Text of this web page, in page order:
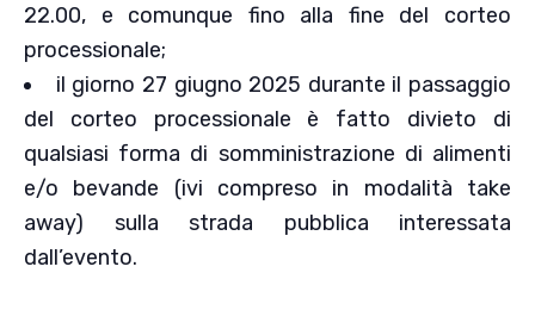
22.00, e comunque fino alla fine del corteo
processionale;
il giorno 27 giugno 2025 durante il passaggio
del corteo processionale è fatto divieto di
qualsiasi forma di somministrazione di alimenti
e/o bevande (ivi compreso in modalità take
away) sulla strada pubblica interessata
dall’evento.